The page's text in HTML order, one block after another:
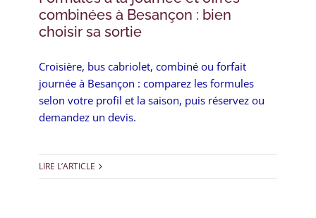
combinées à Besançon : bien
choisir sa sortie
Croisière, bus cabriolet, combiné ou forfait
journée à Besançon : comparez les formules
selon votre profil et la saison, puis réservez ou
demandez un devis.
LIRE L’ARTICLE